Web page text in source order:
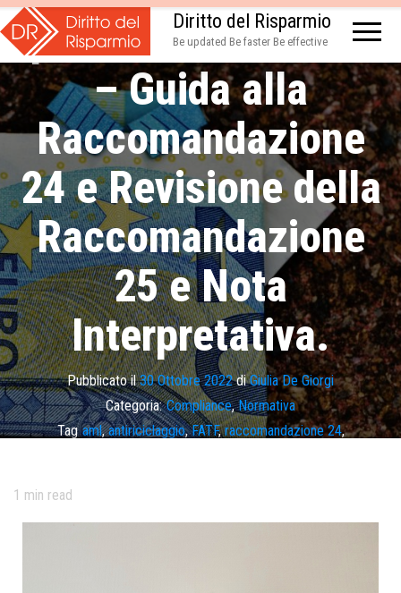
Diritto del Risparmio
Be updated Be faster Be effective
pubbliche del FATF
– Guida alla
Raccomandazione
24 e Revisione della
Raccomandazione
25 e Nota
Interpretativa.
Pubblicato il30 Ottobre 2022diGiulia De Giorgi
Categoria: Compliance,Normativa
Tag aml,antiriciclaggio,FATF,raccomandazione 24,
1 min read